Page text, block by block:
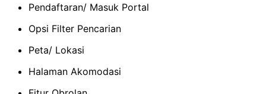
Pendaftaran/ Masuk Portal
Opsi Filter Pencarian
Peta/ Lokasi
Halaman Akomodasi